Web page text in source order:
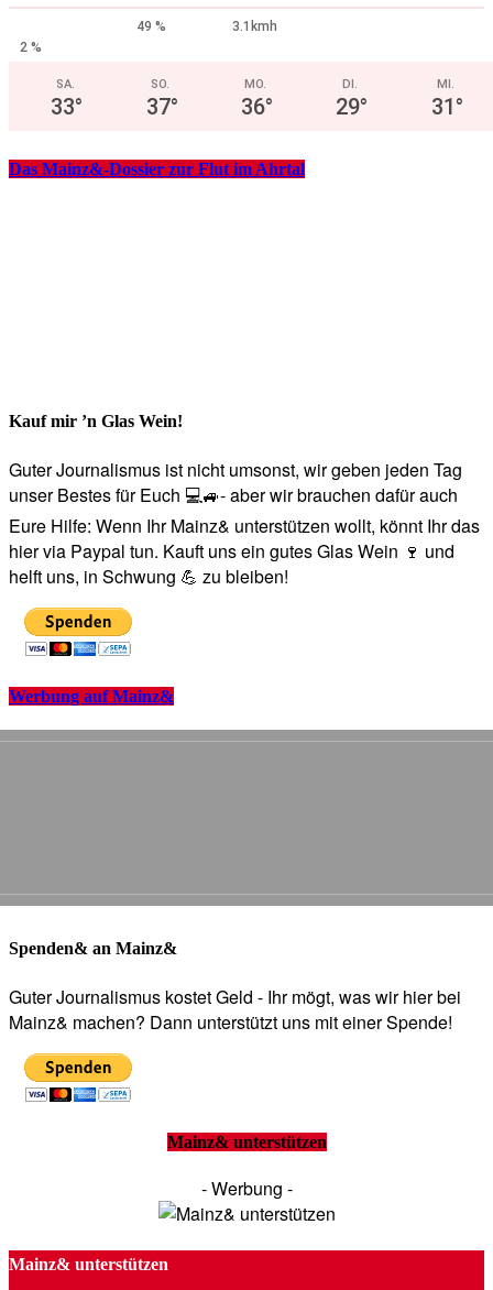
49 %
3.1kmh
2 %
SA.
33°
SO.
37°
MO.
36°
DI.
29°
MI.
31°
Das Mainz&-Dossier zur Flut im Ahrtal
Kauf mir ’n Glas Wein!
Guter Journalismus ist nicht umsonst, wir geben jeden Tag
unser Bestes für Euch 💻🚙- aber wir brauchen dafür auch
Eure Hilfe: Wenn Ihr Mainz& unterstützen wollt, könnt Ihr das
hier via Paypal tun. Kauft uns ein gutes Glas Wein 🍷 und
helft uns, in Schwung 💪 zu bleiben!
Werbung auf Mainz&
Spenden& an Mainz&
Guter Journalismus kostet Geld - Ihr mögt, was wir hier bei
Mainz& machen? Dann unterstützt uns mit einer Spende!
Mainz& unterstützen
- Werbung -
Mainz& unterstützen